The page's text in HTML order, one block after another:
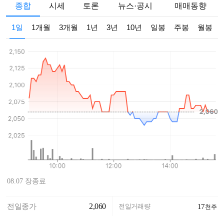
종합 시세 토론 뉴스·공시 매매동향
1일 1개월 3개월 1년 3년 10년 일봉 주봉 월봉
08.07 장종료
전일종가 2,060 전일거래량 17천주